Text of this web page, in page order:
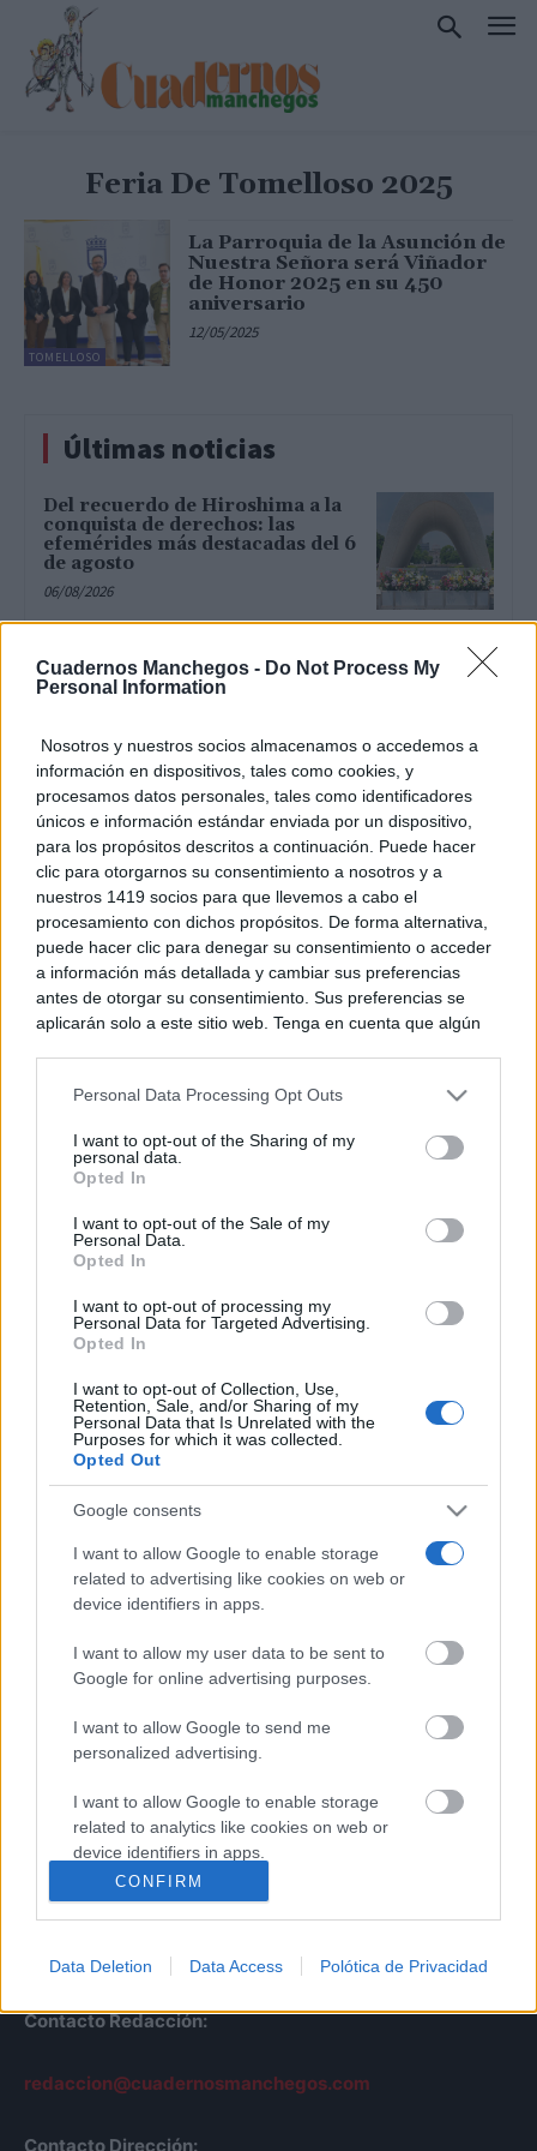
Cuadernos Manchegos - Do Not Process My
Personal Information
Nosotros y nuestros socios almacenamos o accedemos a
información en dispositivos, tales como cookies, y
procesamos datos personales, tales como identificadores
únicos e información estándar enviada por un dispositivo,
para los propósitos descritos a continuación. Puede hacer
clic para otorgarnos su consentimiento a nosotros y a
nuestros 1419 socios para que llevemos a cabo el
procesamiento con dichos propósitos. De forma alternativa,
puede hacer clic para denegar su consentimiento o acceder
a información más detallada y cambiar sus preferencias
antes de otorgar su consentimiento. Sus preferencias se
aplicarán solo a este sitio web. Tenga en cuenta que algún
rechazar tal procesamiento. Puede cambiar sus preferencias
a este sitio y haciendo clic en el botón "Privacidad" en la
parte inferior de la página web.
Please note that this website/app uses one or more Google
services and may gather and store information including but
not limited to your visit or usage behaviour. You may click to
use your data for below specified purposes in below Google
consent section.
Personal Data Processing Opt Outs
I want to opt-out of the Sharing of my
personal data.
Opted In
I want to opt-out of the Sale of my
Personal Data.
Opted In
I want to opt-out of processing my
Personal Data for Targeted Advertising.
Opted In
I want to opt-out of Collection, Use,
Retention, Sale, and/or Sharing of my
Personal Data that Is Unrelated with the
Purposes for which it was collected.
Opted Out
Google consents
I want to allow Google to enable storage
related to advertising like cookies on web or
device identifiers in apps.
I want to allow my user data to be sent to
Google for online advertising purposes.
I want to allow Google to send me
personalized advertising.
I want to allow Google to enable storage
related to analytics like cookies on web or
device identifiers in apps.
I want to allow Google to enable storage
related to functionality of the website or app.
I want to allow Google to enable storage
related to security, including authentication
CONFIRM
Data Deletion Data Access Polótica de Privacidad
Feria De Tomelloso 2025
TOMELLOSO
La Parroquia de la Asunción de
Nuestra Señora será Viñador
de Honor 2025 en su 450
aniversario
12/05/2025
Últimas noticias
Del recuerdo de Hiroshima a la
conquista de derechos: las
efemérides más destacadas del 6
de agosto
06/08/2026
El tiempo en España hoy, 6 de
agosto: lluvias en el norte y
máximas por encima de los 35
06/08/2026
Tomelloso estrena su Power Cup
con dos jornadas de fuerza,
competición y solidaridad
06/08/2026
Cielo despejado y temperaturas
de hasta 37 grados este jueves en
Tomelloso
06/08/2026
jueves hasta 38 grados y
tormentas con posible granizo
06/08/2026
Cuadernos
Manchegos
Más de 45 Años nos avalan
© Cuadernos Manchegos | Noticias de CLM
Desarrollo Web por Leubur Diseño
Contacto Redacción:
redaccion@cuadernosmanchegos.com
Contacto Dirección: